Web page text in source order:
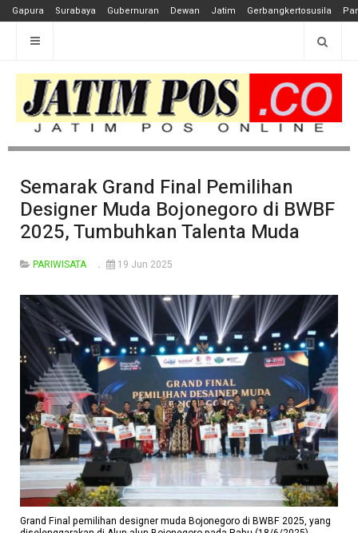
Gapura Surabaya Gubernuran Dewan Jatim Gerbangkertosusila
Semarak Grand Final Pemilihan
Designer Muda Bojonegoro di BWBF
2025, Tumbuhkan Talenta Muda
PARIWISATA 19 Jun 2025
Grand Final pemilihan designer muda Bojonegoro di BWBF 2025, yang